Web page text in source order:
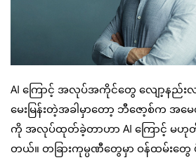
AI ကြောင့် အလုပ်အကိုင်တွေ လျော့နည်း
မေးမြန်းတဲ့အခါမှာတော့ ဘီဇော့စ်က အမ
ကို အလုပ်ထုတ်ခဲ့တာဟာ AI ကြောင့် မဟုတ်
တယ်။ တခြားကုမ္ပဏီတွေမှာ ဝန်ထမ်းတွေ